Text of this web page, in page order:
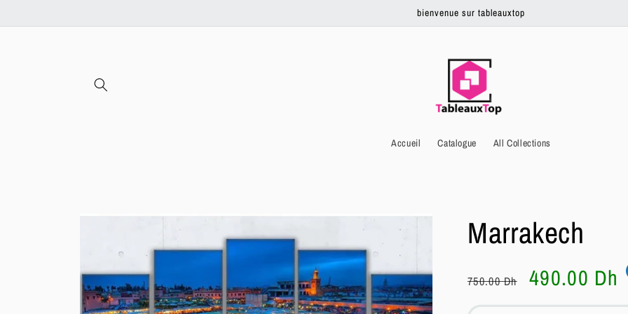
contenu
bienvenue sur tableauxtop
Accueil Catalogue All Collections
Passer aux
Marrakech
Prix
habituel
750.00 Dh
Prix
soldé
490.00 Dh